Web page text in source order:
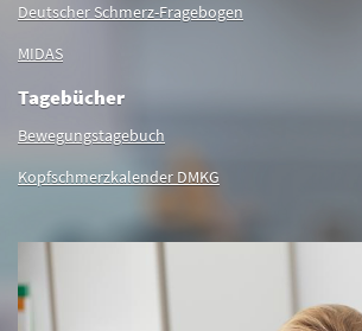
DeutscherSchmerz-Fragebogen
MIDAS
Tagebücher
Bewegungstagebuch
Kopfschmerzkalender DMKG